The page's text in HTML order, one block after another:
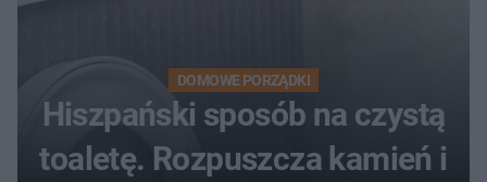
DOMOWE PORZĄDKI
Hiszpański sposób na czystą
toaletę. Rozpuszcza kamień i